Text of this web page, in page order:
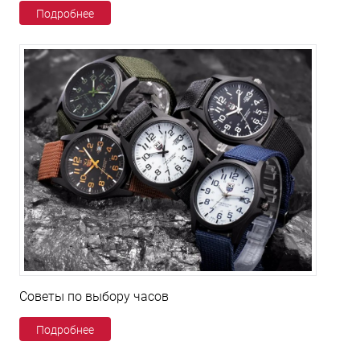
Подробнее
Советы по выбору часов
Подробнее